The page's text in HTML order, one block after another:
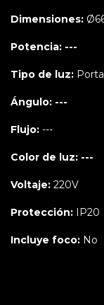
Dimensiones:
Potencia: ---
Tipo de luz:
Ángulo: ---
Flujo: ---
Color de luz: ---
Voltaje: 220V
Protección: IP20
Incluye foco: No